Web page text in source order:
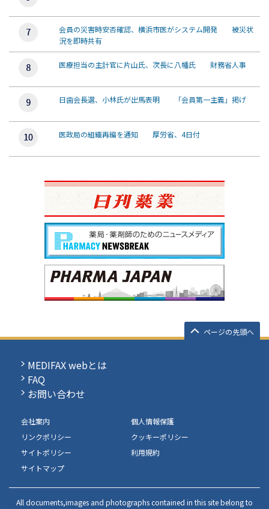
会員の災害時安否確認、横浜市医がシステム開発 被災状
況を即時共有
医療担当の主計官に片山氏、次長に八幡氏 財務省人事
日歯会長選、小林氏が出馬表明 「会員第一主義」掲げ
医政局の組織再編を通知 厚労省、4日付
ページの先頭へ
MEDIFAX webとは
FAQ
お問い合わせ
会社案内
個人情報保護
リンクポリシー
クッキーポリシー
サイトポリシー
利用規約
サイトマップ
All documents,images and photographs contained in this site belong to